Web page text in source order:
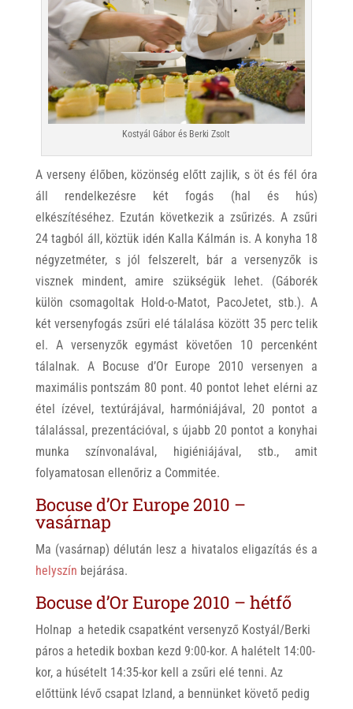
Kostyál Gábor és Berki Zsolt
A verseny élőben, közönség előtt zajlik, s öt és fél óra
áll rendelkezésre két fogás (hal és hús)
elkészítéséhez. Ezután következik a zsűrizés. A zsűri
24 tagból áll, köztük idén Kalla Kálmán is. A konyha 18
négyzetméter, s jól felszerelt, bár a versenyzők is
visznek mindent, amire szükségük lehet. (Gáborék
külön csomagoltak Hold-o-Matot, PacoJetet, stb.). A
két versenyfogás zsűri elé tálalása között 35 perc telik
el. A versenyzők egymást követően 10 percenként
tálalnak. A Bocuse d’Or Europe 2010 versenyen a
maximális pontszám 80 pont. 40 pontot lehet elérni az
étel ízével, textúrájával, harmóniájával, 20 pontot a
tálalással, prezentációval, s újabb 20 pontot a konyhai
munka színvonalával, higiéniájával, stb., amit
folyamatosan ellenőriz a Commitée.
Bocuse d’Or Europe 2010 –
vasárnap
Ma (vasárnap) délután lesz a hivatalos eligazítás és a
helyszín bejárása.
Bocuse d’Or Europe 2010 – hétfő
Holnap a hetedik csapatként versenyző Kostyál/Berki
páros a hetedik boxban kezd 9:00-kor. A halételt 14:00-
kor, a húsételt 14:35-kor kell a zsűri elé tenni. Az
előttünk lévő csapat Izland, a bennünket követő pedig